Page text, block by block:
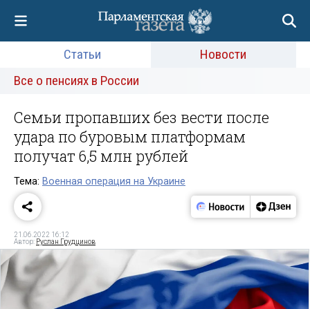
Статьи
Новости
Все о пенсиях в России
Семьи пропавших без вести после
удара по буровым платформам
получат 6,5 млн рублей
Тема: Военная операция на Украине
21.06.2022 16:12
Автор: Руслан Грудцинов